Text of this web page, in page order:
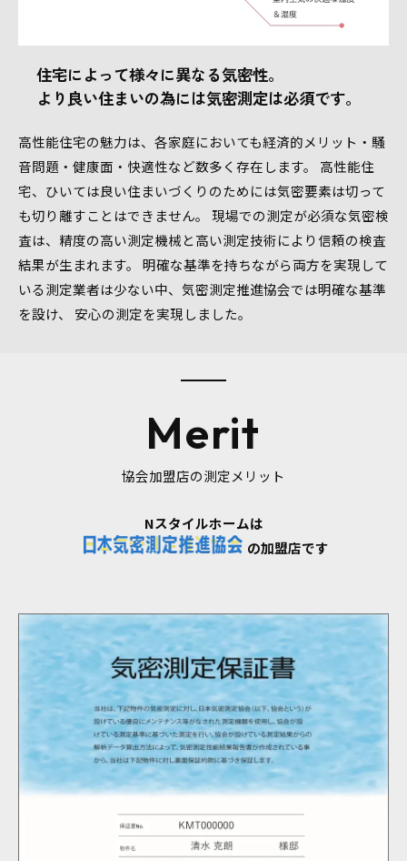
住宅によって様々に異なる気密性。
より良い住まいの為には気密測定は必須です。
高性能住宅の魅力は、各家庭においても経済的メリット・騒
音問題・健康面・快適性など数多く存在します。 高性能住
宅、ひいては良い住まいづくりのためには気密要素は切って
も切り離すことはできません。 現場での測定が必須な気密検
査は、精度の高い測定機械と高い測定技術により信頼の検査
結果が生まれます。 明確な基準を持ちながら両方を実現して
いる測定業者は少ない中、気密測定推進協会では明確な基準
を設け、 安心の測定を実現しました。
Merit
協会加盟店の測定メリット
Nスタイルホームは
の加盟店です